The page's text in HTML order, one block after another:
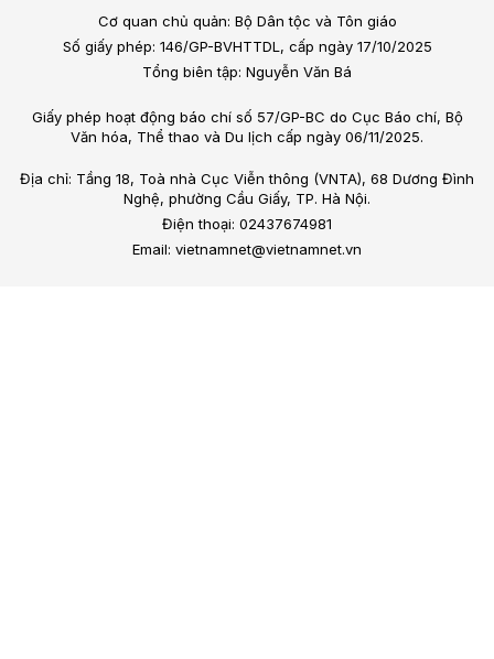
Cơ quan chủ quản: Bộ Dân tộc và Tôn giáo
Số giấy phép: 146/GP-BVHTTDL, cấp ngày 17/10/2025
Tổng biên tập: Nguyễn Văn Bá
Giấy phép hoạt động báo chí số 57/GP-BC do Cục Báo chí, Bộ
Văn hóa, Thể thao và Du lịch cấp ngày 06/11/2025.
Địa chỉ: Tầng 18, Toà nhà Cục Viễn thông (VNTA), 68 Dương Đình
Nghệ, phường Cầu Giấy, TP. Hà Nội.
Điện thoại: 02437674981
Email: vietnamnet@vietnamnet.vn